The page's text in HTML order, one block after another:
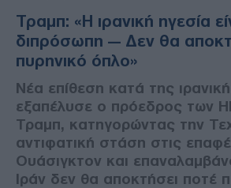
Τραμπ: «Η ιρανική ηγεσία
διπρόσωπη — Δεν θα
πυρηνικό όπλο»
Νέα επίθεση κατά της
εξαπέλυσε ο πρόεδρος των
Τραμπ, κατηγορώντας την
αντιφατική στάση στις
Ουάσιγκτον και
Ιράν δεν θα αποκτήσει ποτέ